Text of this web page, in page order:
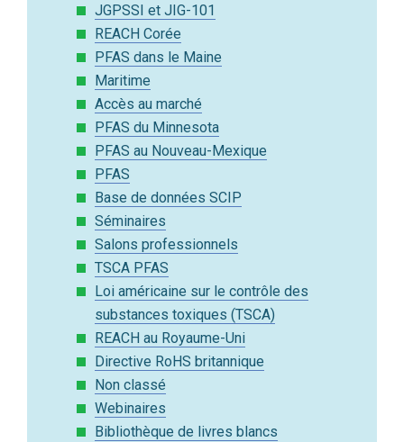
JGPSSI et JIG-101
REACH Corée
PFAS dans le Maine
Maritime
Accès au marché
PFAS du Minnesota
PFAS au Nouveau-Mexique
PFAS
Base de données SCIP
Séminaires
Salons professionnels
TSCA PFAS
Loi américaine sur le contrôle des
substances toxiques (TSCA)
REACH au Royaume-Uni
Directive RoHS britannique
Non classé
Webinaires
Bibliothèque de livres blancs